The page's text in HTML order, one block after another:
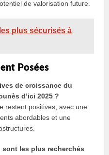
de valorisation future.
plus sécurisés à
Posées
de croissance du
d’ici 2025 ?
restent positives, avec une
abordables et une
les plus recherchés